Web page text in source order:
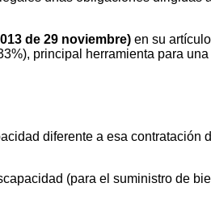
de 29 noviembre) en su
principal herramienta para
diferente a esa contratación
(para el suministro de